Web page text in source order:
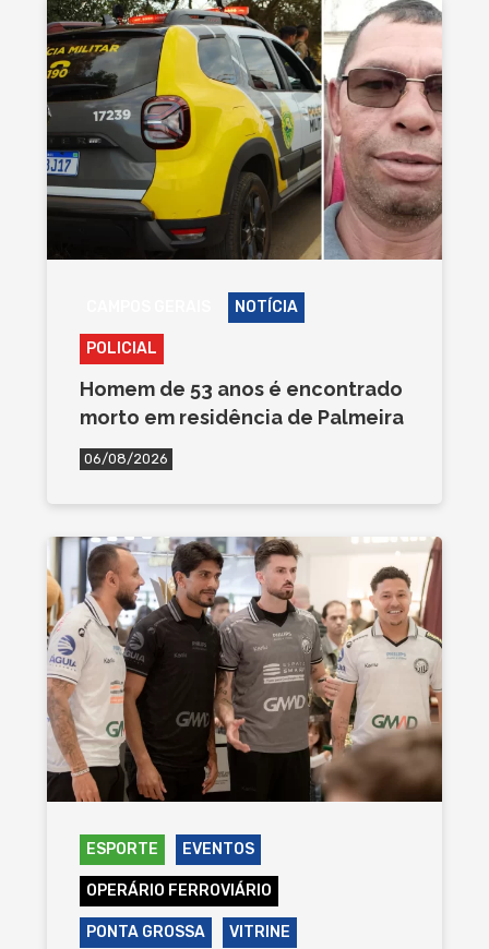
NOTÍCIA
POLICIAL
Homem de 53 anos é encontrado
morto em residência de Palmeira
06/08/2026
ESPORTE EVENTOS
OPERÁRIO FERROVIÁRIO
PONTA GROSSA VITRINE